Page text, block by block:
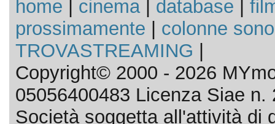
home cinema| database
prossimamente
colonne
TROVASTREAMING
Copyright© 2000 - 2026
05056400483 Licenza Siae n.
Società soggetta all'attività di